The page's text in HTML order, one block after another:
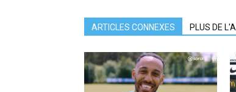
ARTICLES CONNEXES PLUS DE